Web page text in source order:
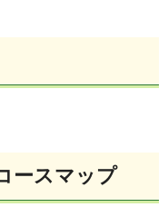
ースマップ